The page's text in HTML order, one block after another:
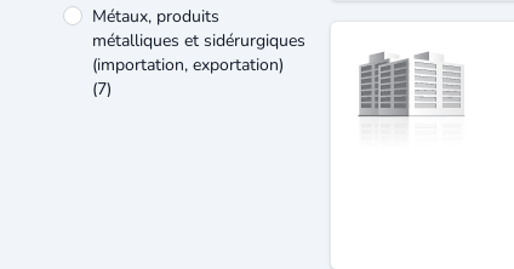
Métaux, produits
métalliques et sidérurgiques
(importation, exportation)
(7)